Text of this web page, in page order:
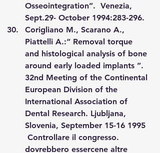
Osseointegration”.  Venezia,
Sept.29- October 1994:283-296.
Corigliano M., Scarano A.,
Piattelli A.:“ Removal torque
and histological analysis of bone
around early loaded implants ”.
32nd Meeting of the Continental
European Division of the
International Association of
Dental Research. Ljubljana,
Slovenia, September 15-16 1995
Controllare il congresso.
dovrebbero essercene altre